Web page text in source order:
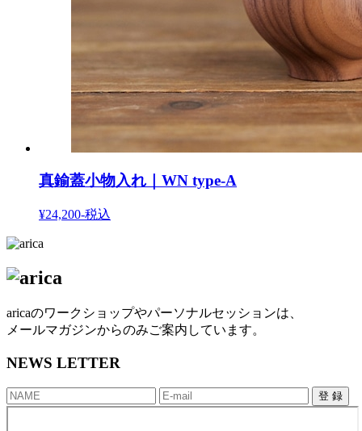
真鍮蓋小物入れ｜WN type-A
¥24,200-税込
aricaのワークショップやパーソナルセッションは、
メールマガジンからのみご案内しています。
NEWS LETTER
登 録